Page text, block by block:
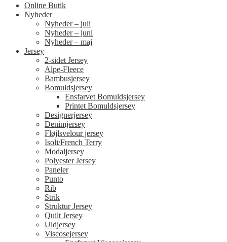
Online Butik
Nyheder
Nyheder – juli
Nyheder – juni
Nyheder – maj
Jersey
2-sidet Jersey
Alpe-Fleece
Bambusjersey
Bomuldsjersey
Ensfarvet Bomuldsjersey
Printet Bomuldsjersey
Designerjersey
Denimjersey
Fløjlsvelour jersey
Isoli/French Terry
Modaljersey
Polyester Jersey
Paneler
Punto
Rib
Strik
Struktur Jersey
Quilt Jersey
Uldjersey
Viscosejersey